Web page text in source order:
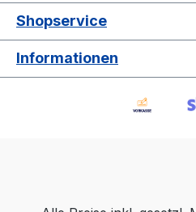
Shopservice
Informationen